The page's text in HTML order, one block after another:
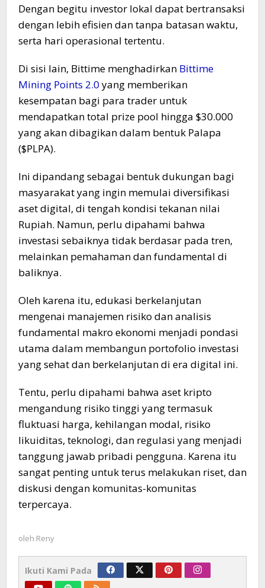
Dengan begitu investor lokal dapat bertransaksi
dengan lebih efisien dan tanpa batasan waktu,
serta hari operasional tertentu.
Di sisi lain, Bittime menghadirkan Bittime
Mining Points 2.0 yang memberikan
kesempatan bagi para trader untuk
mendapatkan total prize pool hingga $30.000
yang akan dibagikan dalam bentuk Palapa
($PLPA).
Ini dipandang sebagai bentuk dukungan bagi
masyarakat yang ingin memulai diversifikasi
aset digital, di tengah kondisi tekanan nilai
Rupiah. Namun, perlu dipahami bahwa
investasi sebaiknya tidak berdasar pada tren,
melainkan pemahaman dan fundamental di
baliknya.
Oleh karena itu, edukasi berkelanjutan
mengenai manajemen risiko dan analisis
fundamental makro ekonomi menjadi pondasi
utama dalam membangun portofolio investasi
yang sehat dan berkelanjutan di era digital ini.
Tentu, perlu dipahami bahwa aset kripto
mengandung risiko tinggi yang termasuk
fluktuasi harga, kehilangan modal, risiko
likuiditas, teknologi, dan regulasi yang menjadi
tanggung jawab pribadi pengguna. Karena itu
sangat penting untuk terus melakukan riset, dan
diskusi dengan komunitas-komunitas
terpercaya.
oleh Reny
Ikuti Kami Pada